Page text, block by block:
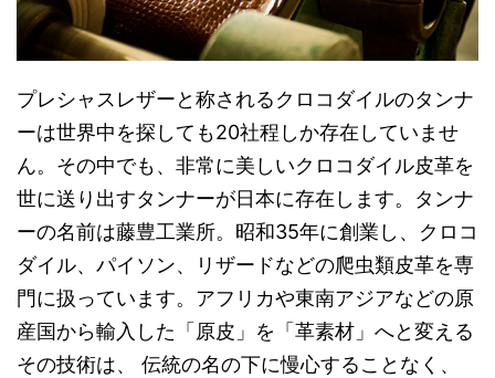
プレシャスレザーと称されるクロコダイルのタンナ
ーは世界中を探しても20社程しか存在していませ
ん。その中でも、非常に美しいクロコダイル皮革を
世に送り出すタンナーが日本に存在します。タンナ
ーの名前は藤豊工業所。昭和35年に創業し、クロコ
ダイル、パイソン、リザードなどの爬虫類皮革を専
門に扱っています。アフリカや東南アジアなどの原
産国から輸入した「原皮」を「革素材」へと変える
その技術は、 伝統の名の下に慢心することなく、